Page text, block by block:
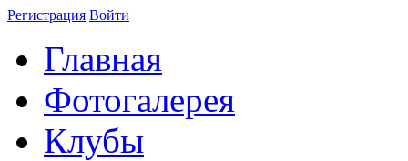
Регистрация Войти
Главная
Фотогалерея
Клубы